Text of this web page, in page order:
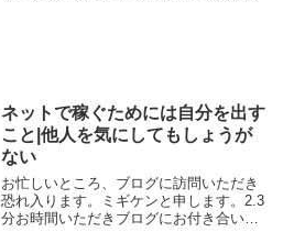
ネットで稼ぐためには自分を出す
こと|他人を気にしてもしょうが
ない
お忙しいところ、ブログに訪問いただき
恐れ入ります。ミギケンと申します。2.3
分お時間いただきブログにお付き合いい